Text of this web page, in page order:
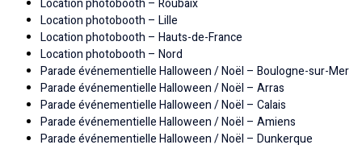
Location photobooth – Roubaix
Location photobooth – Lille
Location photobooth – Hauts-de-France
Location photobooth – Nord
Parade événementielle Halloween / Noël – Boulogne-sur-Mer
Parade événementielle Halloween / Noël – Arras
Parade événementielle Halloween / Noël – Calais
Parade événementielle Halloween / Noël – Amiens
Parade événementielle Halloween / Noël – Dunkerque